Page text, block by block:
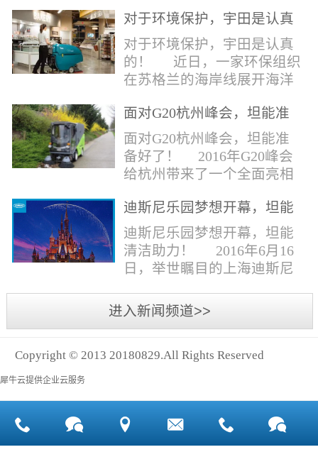
含有极少量的方解石，表面
能看出具有矿物颗粒的结晶
体，硬度比大理石硬，硬度
在6.5左右。维护比大理石容
染，花岗石的种类根据石英,
同。清洁公司花岗石晶面处
理技术方案有如下要点：
一、清洁设备、工具石材翻
新机、石材晶面处理机、吸
水吸尘器、吹风机、花岗
石...
对于环境保护，宇田是认真
的！
对于环境保护，宇田是认真
的！ 近日，一家环保组织
在苏格兰的海岸线展开海洋
洋塑料垃圾对英国海洋生物
所带来的影响。他们发现至
少有30个海滩存在塑料污染
的情况。 该组织发动当地
动中，希望以此提高公众对
理想中，大海...
面对G20杭州峰会，坦能准
备好了！
面对G20杭州峰会，坦能准
备好了！ 2016年G20峰会
给杭州带来了一个全面亮相
球国际组织和世界人民检阅
的一次大考。多国元首齐聚
杭州，在欣赏美丽西湖景色
的同事，第一印象就是杭州
览城是本次峰会举办的核心
区域，主要囊括了奥体中
心、国际博览中心、超高层
双塔酒店和地铁上盖物业，
迪斯尼乐园梦想开幕，坦能
清洁助力！
迪斯尼乐园梦想开幕，坦能
清洁助力！ 2016年6月16
日，举世瞩目的上海迪斯尼
奇想花园、探险岛、宝藏
湾、明日世界和梦幻世界，
开神秘面纱。根据迪斯尼官
球接待人数最多的迪斯尼乐
园！ 位于浦东新区川...
进入新闻频道>>
Copyright © 2013 20180829.All Rights Reserved
犀牛云提供企业云服务